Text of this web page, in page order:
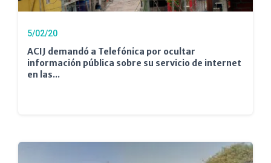
5/02/20
ACIJ demandó a Telefónica por ocultar
información pública sobre su servicio de internet
en las...